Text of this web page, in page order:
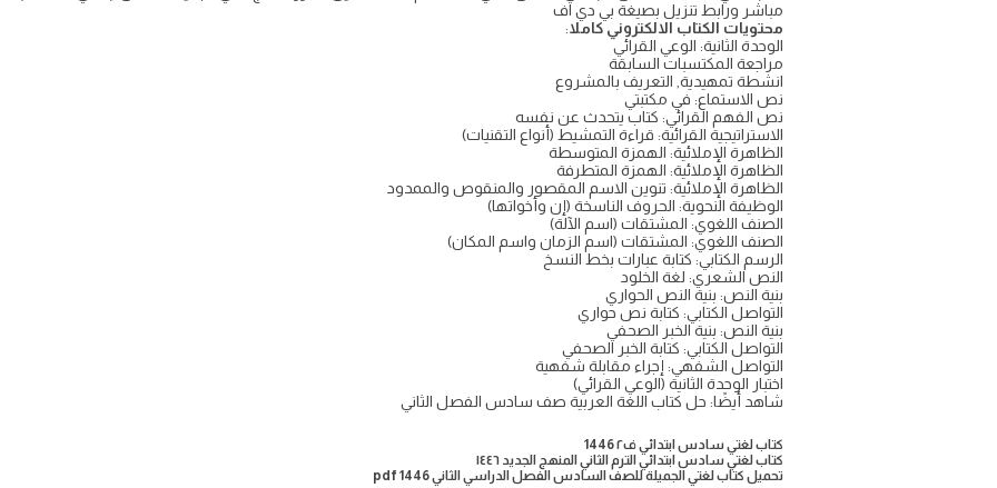
مباشر ورابط تنزيل بصيغة بي دي اف
محتويات الكتاب الالكتروني كاملا:
الوحدة الثانية: الوعي القرائي
مراجعة المكتسبات السابقة
انشطة تمهيدية, التعريف بالمشروع
نص الاستماع: في مكتبتي
نص الفهم القرائي: كتاب يتحدث عن نفسه
الاستراتيجية القرائية: قراءة التمشيط (أنواع التقنيات)
الظاهرة الإملائية: الهمزة المتوسطة
الظاهرة الإملائية: الهمزة المتطرفة
الظاهرة الإملائية: تنوين الاسم المقصور والمنقوص والممدود
الوظيفة النحوية: الحروف الناسخة (إن وأخواتها)
الصنف اللغوي: المشتقات (اسم الآلة)
الصنف اللغوي: المشتقات (اسم الزمان واسم المكان)
الرسم الكتابي: كتابة عبارات بخط النسخ
النص الشعري: لغة الخلود
بنية النص: بنية النص الحواري
التواصل الكتابي: كتابة نص حواري
بنية النص: بنية الخبر الصحفي
التواصل الكتابي: كتابة الخبر الصحفي
التواصل الشفهي: إجراء مقابلة شفهية
اختبار الوحدة الثانية (الوعي القرائي)
شاهد أيضًا: حل كتاب اللغة العربية صف سادس الفصل الثاني
كتاب لغتي سادس ابتدائي ف٢ 1446
كتاب لغتي سادس ابتدائي الترم الثاني المنهج الجديد ١٤٤٦
تحميل كتاب لغتي الجميلة للصف السادس الفصل الدراسي الثاني pdf 1446